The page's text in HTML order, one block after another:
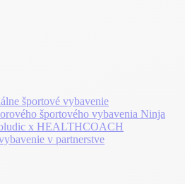
športové vybavenie
športového vybavenia Ninja
x HEALTHCOACH
v partnerstve